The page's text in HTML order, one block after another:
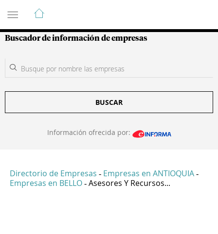
Guía de Empresas Colombianas
Buscador de información de empresas
BUSCAR
Información ofrecida por:
Directorio de Empresas - Empresas en ANTIOQUIA -
Empresas en BELLO - Asesores Y Recursos...